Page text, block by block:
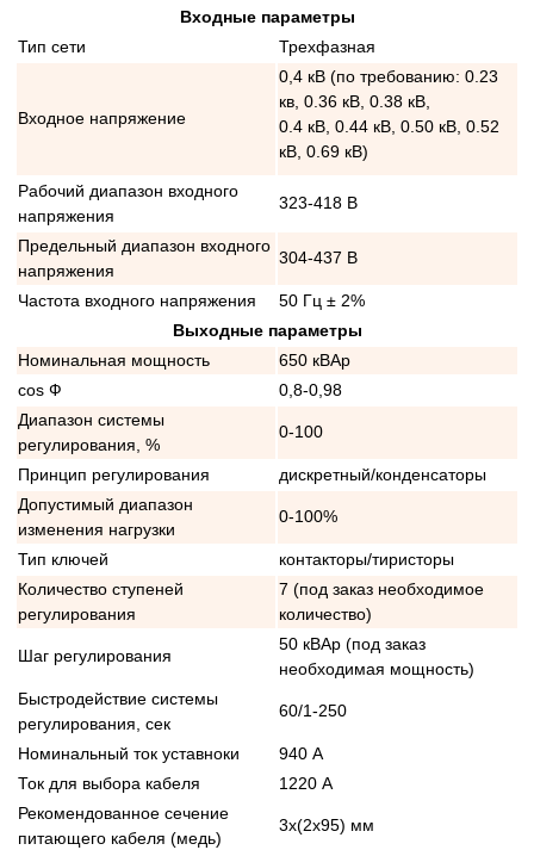
Входные параметры
Тип сети
Трехфазная
Входное напряжение
0,4 кВ (по требованию: 0.23
кв, 0.36 кВ, 0.38 кВ,
0.4 кВ, 0.44 кВ, 0.50 кВ, 0.52
кВ, 0.69 кВ)
Рабочий диапазон входного
напряжения
323-418 В
Предельный диапазон входного
напряжения
304-437 В
Частота входного напряжения
50 Гц ± 2%
Выходные параметры
Номинальная мощность
650 кВАр
cos Ф
0,8-0,98
Диапазон системы
регулирования, %
0-100
Принцип регулирования
дискретный/конденсаторы
Допустимый диапазон
изменения нагрузки
0-100%
Тип ключей
контакторы/тиристоры
Количество ступеней
регулирования
7 (под заказ необходимое
количество)
Шаг регулирования
50 кВАр (под заказ
необходимая мощность)
Быстродействие системы
регулирования, сек
60/1-250
Номинальный ток уставноки
940 А
Ток для выбора кабеля
1220 А
Рекомендованное сечение
питающего кабеля (медь)
3x(2x95) мм